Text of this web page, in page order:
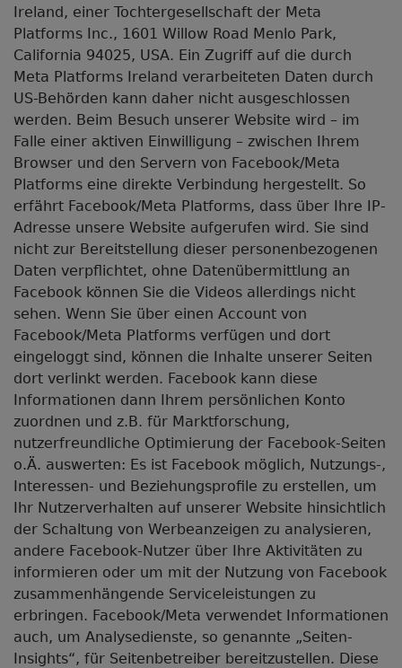
Ireland, einer Tochtergesellschaft der Meta
Platforms Inc., 1601 Willow Road Menlo Park,
California 94025, USA. Ein Zugriff auf die durch
Meta Platforms Ireland verarbeiteten Daten durch
US-Behörden kann daher nicht ausgeschlossen
werden. Beim Besuch unserer Website wird – im
Falle einer aktiven Einwilligung – zwischen Ihrem
Browser und den Servern von Facebook/Meta
Platforms eine direkte Verbindung hergestellt. So
erfährt Facebook/Meta Platforms, dass über Ihre IP-
Adresse unsere Website aufgerufen wird. Sie sind
nicht zur Bereitstellung dieser personenbezogenen
Daten verpflichtet, ohne Datenübermittlung an
Facebook können Sie die Videos allerdings nicht
sehen. Wenn Sie über einen Account von
Facebook/Meta Platforms verfügen und dort
eingeloggt sind, können die Inhalte unserer Seiten
dort verlinkt werden. Facebook kann diese
Informationen dann Ihrem persönlichen Konto
zuordnen und z.B. für Marktforschung,
nutzerfreundliche Optimierung der Facebook-Seiten
o.Ä. auswerten: Es ist Facebook möglich, Nutzungs-,
Interessen- und Beziehungsprofile zu erstellen, um
Ihr Nutzerverhalten auf unserer Website hinsichtlich
der Schaltung von Werbeanzeigen zu analysieren,
andere Facebook-Nutzer über Ihre Aktivitäten zu
informieren oder um mit der Nutzung von Facebook
zusammenhängende Serviceleistungen zu
erbringen. Facebook/Meta verwendet Informationen
auch, um Analysedienste, so genannte „Seiten-
Insights“, für Seitenbetreiber bereitzustellen. Diese